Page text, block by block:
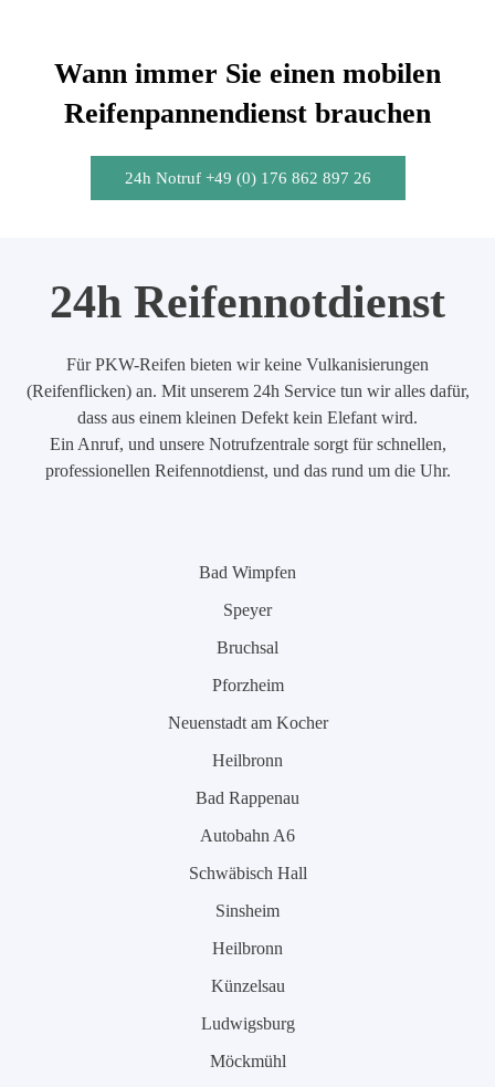
Wann immer Sie einen mobilen
Reifenpannendienst brauchen
24h Notruf +49 (0) 176 862 897 26
24h Reifennotdienst
Für PKW-Reifen bieten wir keine Vulkanisierungen
(Reifenflicken) an. Mit unserem 24h Service tun wir alles dafür,
dass aus einem kleinen Defekt kein Elefant wird.
Ein Anruf, und unsere Notrufzentrale sorgt für schnellen,
professionellen Reifennotdienst, und das rund um die Uhr.
Bad Wimpfen
Speyer
Bruchsal
Pforzheim
Neuenstadt am Kocher
Heilbronn
Bad Rappenau
Autobahn A6
Schwäbisch Hall
Sinsheim
Heilbronn
Künzelsau
Ludwigsburg
Möckmühl